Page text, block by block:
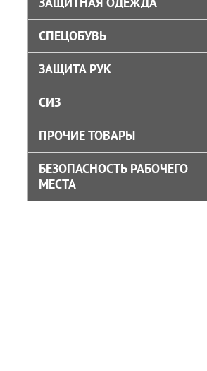
СПЕЦОБУВЬ
ЗАЩИТА РУК
СИЗ
ПРОЧИЕ ТОВАРЫ
БЕЗОПАСНОСТЬ РАБОЧЕГО
МЕСТА